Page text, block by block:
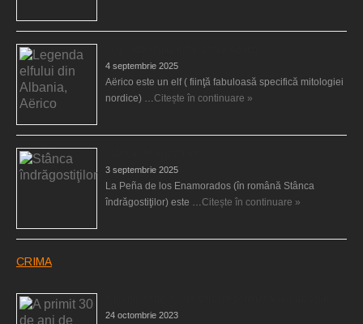
4 septembrie 2025
Aërico este un elf ( fiinţă fabuloasă specifică mitologiei
nordice) … Citește în continuare »
3 septembrie 2025
La Peña de los Enamorados (în română Stânca
îndrăgostiţilor) este … Citește în continuare »
CRIMA
24 octombrie 2023